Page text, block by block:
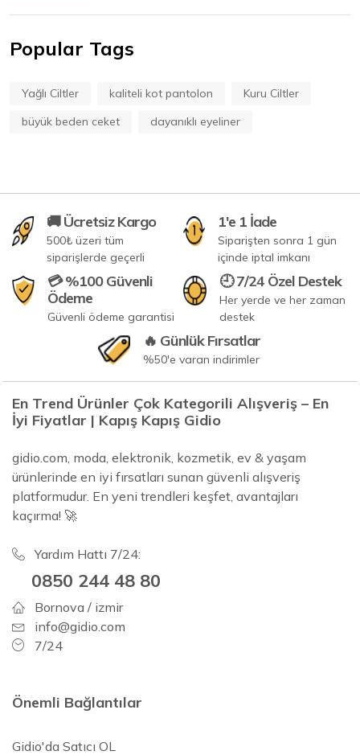
Popular Tags
Yağlı Ciltler kaliteli kot pantolon
Kuru Ciltler
büyük beden ceket
dayanıklı eyeliner
🚚 Ücretsiz Kargo
500₺ üzeri tüm
siparişlerde geçerli
1'e 1 İade
Siparişten sonra 1 gün
içinde iptal imkanı
💳 %100 Güvenli
Ödeme
Güvenli ödeme garantisi
🕘 7/24 Özel Destek
Her yerde ve her zaman
destek
🔥 Günlük Fırsatlar
%50'e varan indirimler
En Trend Ürünler Çok Kategorili Alışveriş – En
İyi Fiyatlar | Kapış Kapış Gidio
gidio.com, moda, elektronik, kozmetik, ev & yaşam
ürünlerinde en iyi fırsatları sunan güvenli alışveriş
platformudur. En yeni trendleri keşfet, avantajları
kaçırma! 🚀
Yardım Hattı 7/24:
0850 244 48 80
Bornova / izmir
info@gidio.com
7/24
Önemli Bağlantılar
Gidio'da Satıcı OL